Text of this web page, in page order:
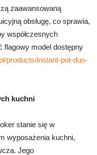
zaawansowaną
obsługę, co sprawia,
współczesnych
flagowy model dostępny
products/instant-pot-duo-
kuchni
stanie się w
wyposażenia kuchni,
Jego